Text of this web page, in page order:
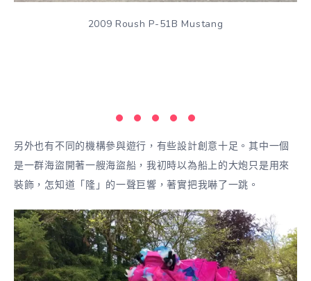
2009 Roush P-51B Mustang
另外也有不同的機構參與遊行，有些設計創意十足。其中一個
是一群海盜開著一艘海盜船，我初時以為船上的大炮只是用來
裝飾，怎知道「隆」的一聲巨響，著實把我嚇了一跳。